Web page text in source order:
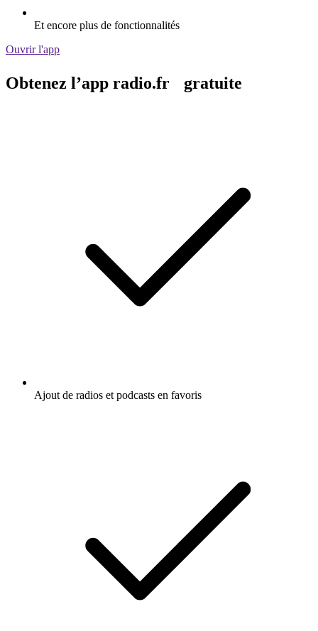
Et encore plus de fonctionnalités
Ouvrir l'app
Obtenez l’app radio.fr gratuite
Ajout de radios et podcasts en favoris